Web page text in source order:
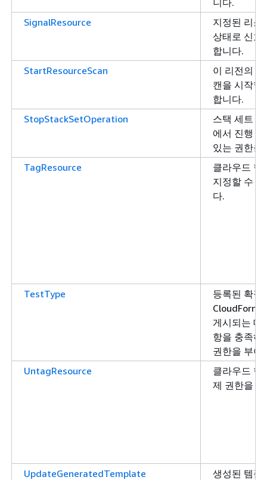
SignalResource
지정된 리소
상태로 신호
합니다.
StartResourceScan
이 리전의
캔을 시작할
합니다.
StopStackSetOperation
스택 세트
에서 진행
있는 권한을
TagResource
클라우드 형
지정할 수
다.
TestType
등록된 확장
게시되는 데
항을 충족하
권한을 부여
UntagResource
클라우드 형
제 권한을
UpdateGeneratedTemplate
생성된 템플